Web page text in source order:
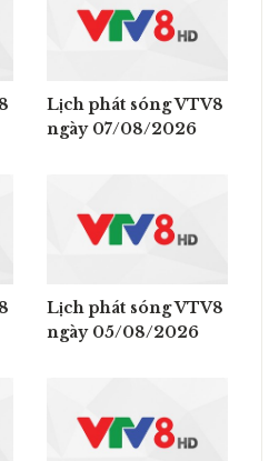
Lịch phát sóng VTV8
ngày 07/08/2026
Lịch phát sóng VTV8
ngày 05/08/2026